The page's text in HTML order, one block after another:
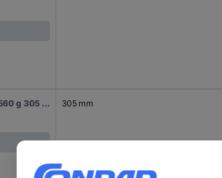
KS Tools 142.1033 142.1033 Marteau de serrurier 560 g 305 mm 1 pc(s) 305 mm